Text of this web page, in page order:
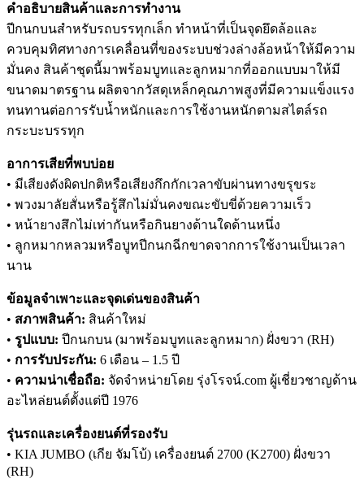
คำอธิบายสินค้าและการทำงาน
ปีกนกบนสำหรับรถบรรทุกเล็ก ทำหน้าที่เป็นจุดยึดล้อและ
ควบคุมทิศทางการเคลื่อนที่ของระบบช่วงล่างล้อหน้าให้มีความ
มั่นคง สินค้าชุดนี้มาพร้อมบูทและลูกหมากที่ออกแบบมาให้มี
ขนาดมาตรฐาน ผลิตจากวัสดุเหล็กคุณภาพสูงที่มีความแข็งแรง
ทนทานต่อการรับน้ำหนักและการใช้งานหนักตามสไตล์รถ
กระบะบรรทุก
อาการเสียที่พบบ่อย
• มีเสียงดังผิดปกติหรือเสียงกึกกักเวลาขับผ่านทางขรุขระ
• พวงมาลัยสั่นหรือรู้สึกไม่มั่นคงขณะขับขี่ด้วยความเร็ว
• หน้ายางสึกไม่เท่ากันหรือกินยางด้านใดด้านหนึ่ง
• ลูกหมากหลวมหรือบูทปีกนกฉีกขาดจากการใช้งานเป็นเวลา
นาน
ข้อมูลจำเพาะและจุดเด่นของสินค้า
• สภาพสินค้า: สินค้าใหม่
• รูปแบบ: ปีกนกบน (มาพร้อมบูทและลูกหมาก) ฝั่งขวา (RH)
• การรับประกัน: 6 เดือน – 1.5 ปี
• ความน่าเชื่อถือ: จัดจำหน่ายโดย รุ่งโรจน์.com ผู้เชี่ยวชาญด้าน
อะไหล่ยนต์ตั้งแต่ปี 1976
รุ่นรถและเครื่องยนต์ที่รองรับ
• KIA JUMBO (เกีย จัมโบ้) เครื่องยนต์ 2700 (K2700) ฝั่งขวา
(RH)